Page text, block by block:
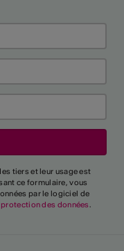
tiers et leur usage est
ce formulaire, vous
par le logiciel de
protection des données.